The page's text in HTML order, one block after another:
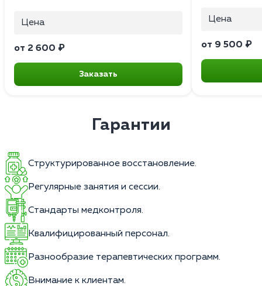
Цена
от 2 600 ₽
Заказать
Цена
от 9 500 ₽
Гарантии
Структурированное восстановление.
Регулярные занятия и сессии.
Стандарты медконтроля.
Квалифицированный персонал.
Разнообразие терапевтических программ.
Внимание к клиентам.